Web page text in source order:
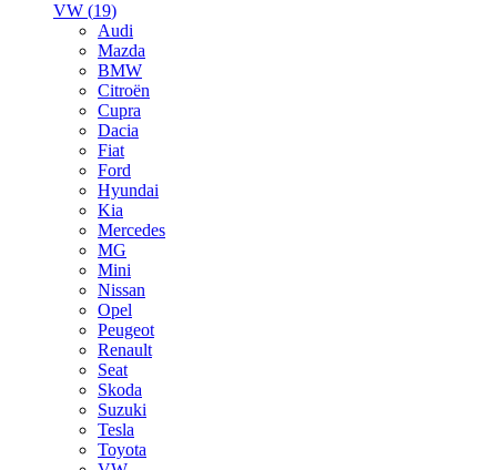
VW (19)
Audi
Mazda
BMW
Citroën
Cupra
Dacia
Fiat
Ford
Hyundai
Kia
Mercedes
MG
Mini
Nissan
Opel
Peugeot
Renault
Seat
Skoda
Suzuki
Tesla
Toyota